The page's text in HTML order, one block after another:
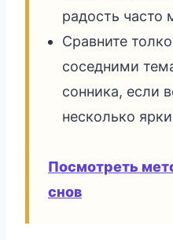
радость
Сравните
соседними
сонника, если
несколько
Посмотреть
снов